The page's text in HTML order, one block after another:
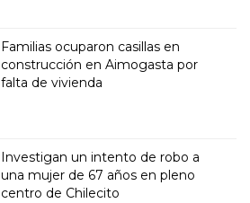
Familias ocuparon casillas en
construcción en Aimogasta por
falta de vivienda
Investigan un intento de robo a
una mujer de 67 años en pleno
centro de Chilecito